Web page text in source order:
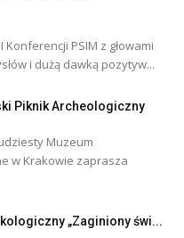
Konferencji PSIM z głowami
i dużą dawką pozytyw...
Piknik Archeologiczny
Muzeum
w Krakowie zaprasza
„Zaginiony świ...